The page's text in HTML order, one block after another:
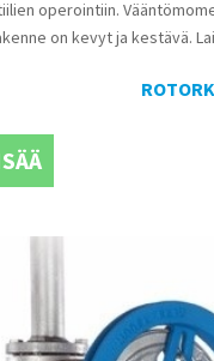
operointiin.
on kevyt ja kestävä.